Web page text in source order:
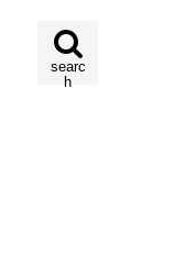
searc
h